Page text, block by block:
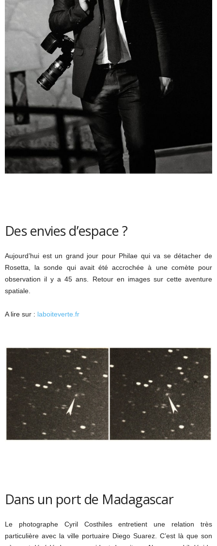
Des envies d’espace ?
Aujourd’hui est un grand jour pour Philae qui va se détacher de
Rosetta, la sonde qui avait été accrochée à une comète pour
observation il y a 45 ans. Retour en images sur cette aventure
spatiale.
A lire sur : laboiteverte.fr
Dans un port de Madagascar
Le photographe Cyril Costhiles entretient une relation très
particulière avec la ville portuaire Diego Suarez. C’est là que son